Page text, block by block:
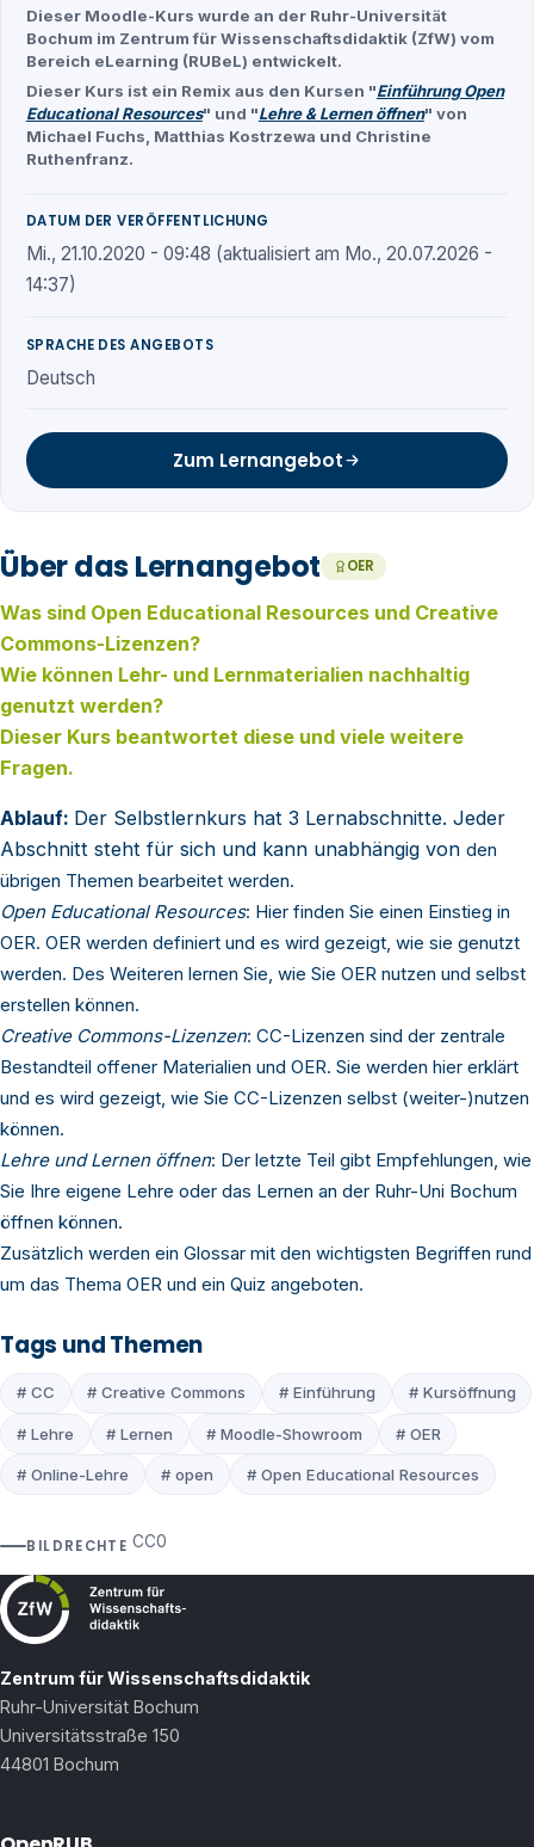
Über das Lernangebot OER
Was sind Open Educational Resources und Creative
Commons-Lizenzen?
Wie können Lehr- und Lernmaterialien nachhaltig
genutzt werden?
Dieser Kurs beantwortet diese und viele weitere
Fragen.
Ablauf: Der Selbstlernkurs hat 3 Lernabschnitte. Jeder
Abschnitt steht für sich und kann unabhängig von den
übrigen Themen bearbeitet werden.
Open Educational Resources: Hier finden Sie einen Einstieg in
OER. OER werden definiert und es wird gezeigt, wie sie genutzt
werden. Des Weiteren lernen Sie, wie Sie OER nutzen und selbst
erstellen können.
Creative Commons-Lizenzen: CC-Lizenzen sind der zentrale
Bestandteil offener Materialien und OER. Sie werden hier erklärt
und es wird gezeigt, wie Sie CC-Lizenzen selbst (weiter-)nutzen
können.
Lehre und Lernen öffnen: Der letzte Teil gibt Empfehlungen, wie
Sie Ihre eigene Lehre oder das Lernen an der Ruhr-Uni Bochum
öffnen können.
Zusätzlich werden ein Glossar mit den wichtigsten Begriffen rund
um das Thema OER und ein Quiz angeboten.
Tags und Themen
# CC # Creative Commons # Einführung # Kursöffnung
# Lehre # Lernen # Moodle-Showroom # OER
# Online-Lehre # open # Open Educational Resources
BILDRECHTE CC0
Dieser Moodle-Kurs wurde an der Ruhr-Universität
Bochum im Zentrum für Wissenschaftsdidaktik (ZfW) vom
Bereich eLearning (RUBeL) entwickelt.
Dieser Kurs ist ein Remix aus den Kursen "Einführung Open
Educational Resources" und "Lehre & Lernen öffnen" von
Michael Fuchs, Matthias Kostrzewa und Christine
Ruthenfranz.
DATUM DER VERÖFFENTLICHUNG
Mi., 21.10.2020 - 09:48 (aktualisiert am Mo., 20.07.2026 -
14:37)
SPRACHE DES ANGEBOTS
Deutsch
Zum Lernangebot
Zentrum für Wissenschaftsdidaktik
Ruhr-Universität Bochum
Universitätsstraße 150
44801 Bochum